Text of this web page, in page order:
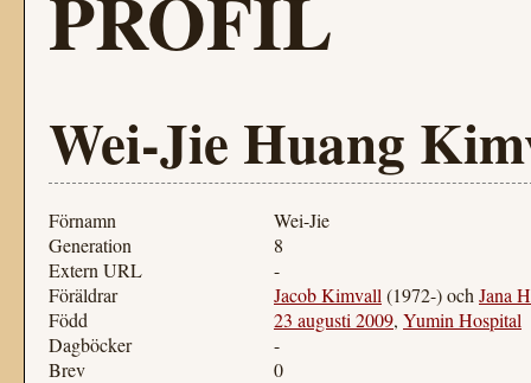
Wei-Jie Huang
Förnamn
Wei-Jie
Generation
8
Extern URL
-
Föräldrar
Jacob Kimvall (1972-) och Jana
Född
23 augusti 2009, Yumin Hospital
Dagböcker
-
Brev
0